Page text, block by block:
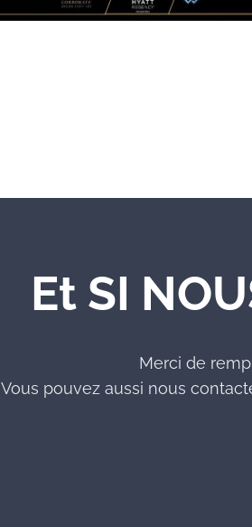
Et SI
Merci de
Vous pouvez aussi nous